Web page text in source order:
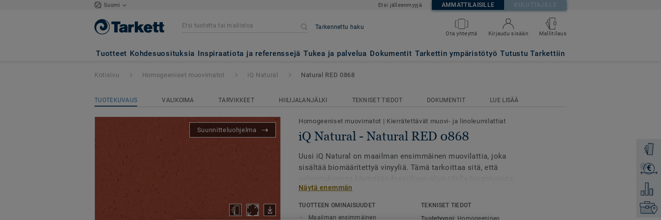
Suomi Etsi jälleenmyyjä AMMATTILAISILLE KULUTTAJILLE
Tarkennettu haku
Ota yhteyttä Kirjaudu sisään
0
Mallitilaus
Tuotteet Kohdesuosituksia Inspiraatiota ja referenssejä Tukea ja palvelua Dokumentit Tarkettin ympäristötyö Tutustu Tarkettiin
iQ Natural - Natural RED 0868
Tilaa
€
Lisää
Etsi
Kotisivu Homogeeniset muovimatot iQ Natural Natural RED 0868
TUOTEKUVAUS VALIKOIMA TARVIKKEET HIILIJALANJÄLKI TEKNISET TIEDOT DOKUMENTIT LUE LISÄÄ
Suunnitteluohjelma
Homogeeniset muovimatot | Kierrätettävät muovi- ja linoleumilattiat
iQ Natural - Natural RED 0868
Uusi iQ Natural on maailman ensimmäinen muovilattia, joka
sisältää biomääritettyä vinyyliä. Tämä tarkoittaa sitä, että
raaka-ainettamassataseen periaatteen mukaisesti
Kasvihuonekaasupäästöt ovat
60 % pienemmätperinteisiin
Näytä enemmän
TUOTTEEN OMINAISUUDET
Maailman ensimmäinen
TEKNISET TIEDOT
Tuotetyyppi:Homogeeninen